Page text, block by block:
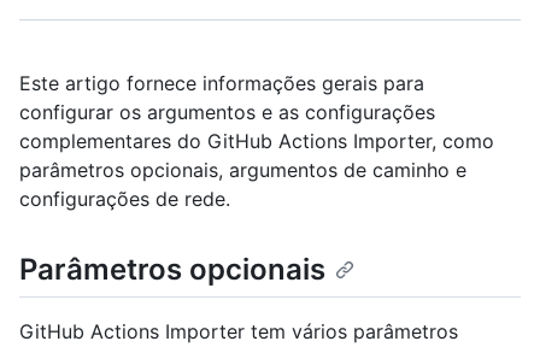
Este artigo fornece informações gerais para
configurar os argumentos e as configurações
complementares do GitHub Actions Importer, como
parâmetros opcionais, argumentos de caminho e
configurações de rede.
Parâmetros opcionais
GitHub Actions Importer tem vários parâmetros